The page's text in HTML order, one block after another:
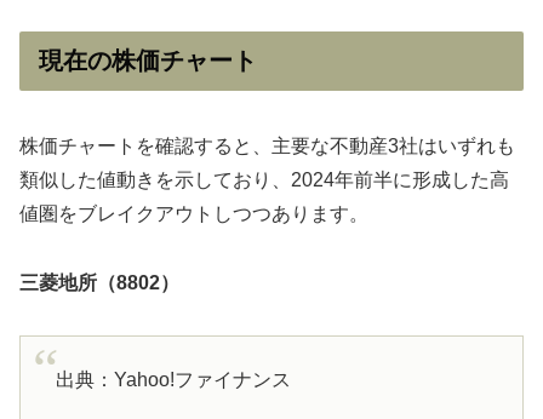
現在の株価チャート
株価チャートを確認すると、主要な不動産3社はいずれも
類似した値動きを示しており、2024年前半に形成した高
値圏をブレイクアウトしつつあります。
三菱地所（8802）
出典：Yahoo!ファイナンス